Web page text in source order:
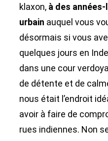
klaxon, à des
urbain auquel vous
désormais si vous
quelques jours en
dans une cour
de détente et de
nous était l’endroit
avoir à faire de
rues indiennes. Non